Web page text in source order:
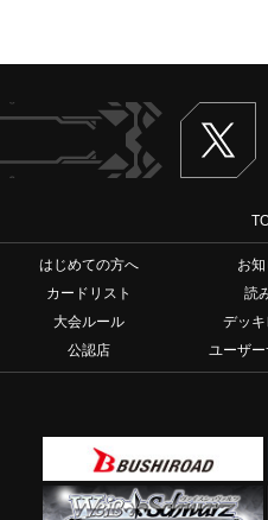
はじめての方へ お
カードリスト
読
大会ルール
デッ
公認店
ユーザー